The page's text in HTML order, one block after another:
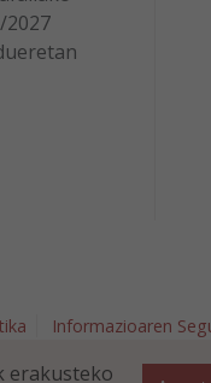
2027
Informazioaren
erakusteko